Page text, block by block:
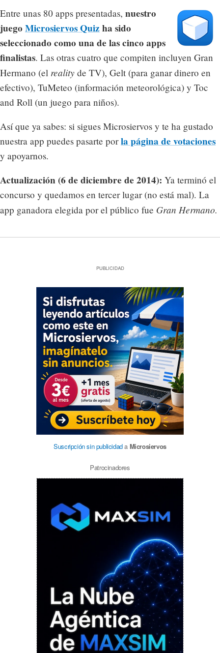
Entre unas 80 apps presentadas, nuestro
juego Microsiervos Quiz ha sido
seleccionado como una de las cinco apps
finalistas. Las otras cuatro que compiten incluyen Gran
Hermano (el reality de TV), Gelt (para ganar dinero en
efectivo), TuMeteo (información meteorológica) y Toc
and Roll (un juego para niños).
Así que ya sabes: si sigues Microsiervos y te ha gustado
nuestra app puedes pasarte porla página de votaciones
y apoyarnos.
Actualización (6 de diciembre de 2014): Ya terminó el
concurso y quedamos en tercer lugar (no está mal). La
app ganadora elegida por el público fue Gran Hermano.
PUBLICIDAD
Suscripción sin publicidada Microsiervos
Patrocinadores